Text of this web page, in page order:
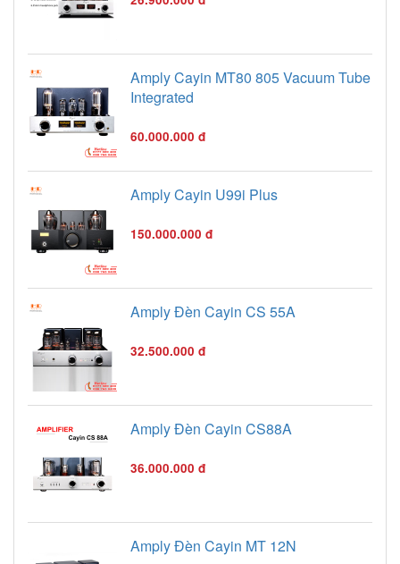
Amply Cayin MT80 805 Vacuum Tube
Integrated
60.000.000 đ
Amply Cayin U99i Plus
150.000.000 đ
Amply Đèn Cayin CS 55A
32.500.000 đ
Amply Đèn Cayin CS88A
36.000.000 đ
Amply Đèn Cayin MT 12N